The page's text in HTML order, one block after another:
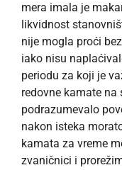
mera imala je
likvidnost
nije mogla proći
iako nisu
periodu za koji je
redovne kamate na
podrazumevalo
nakon isteka
kamata za vreme
zvaničnici i